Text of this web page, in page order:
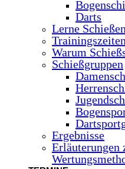
Darts
Lerne Schießen
Trainingszeiten
Warum
Schießgruppen
Ergebnisse
Erläuterungen